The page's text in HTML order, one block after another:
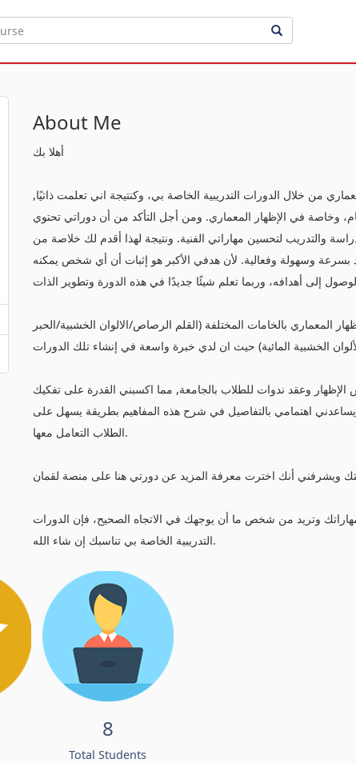
About Me
أهلا بك
من خلال الدورات التدريبية الخاصة بي، وكنتيجة اني تعلمت ذاتيًا,
في الإظهار المعماري. ومن أجل التأكد من أن دوراتي تحتوي
والتدريب لتحسين مهاراتي الفنية. ونتيجة لهذا أقدم لك خلاصة من
بسرعة وسهولة وفعالية. لأن هدفي الأكبر هو إثبات أن أي شخص يمكنه
المعماري بالخامات المختلفة (القلم الرصاص/الالوان الخشبية/الحبر
وعقد ندوات للطلاب بالجامعة, مما اكسبني القدرة على تفكيك
اهتمامي بالتفاصيل في شرح هذه المفاهيم بطريقة يسهل على
الطلاب التعامل معها.
وتريد من شخص ما أن يوجهك في الاتجاه الصحيح، فإن الدورات
التدريبية الخاصة بي تناسبك إن شاء الله.
8
Total Students